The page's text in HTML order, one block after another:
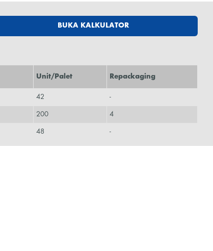
BUKA KALKULATOR
Unit/Palet Repackaging
42 -
200 4
48 -